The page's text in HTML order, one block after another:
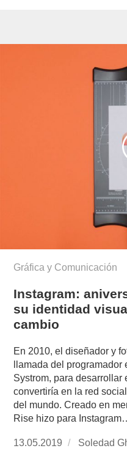
Gráfica y Comunicación
Instagram:
su identidad
cambio
En 2010, el diseñador y
llamada del
Systrom, para desarrollar
convertiría en la red
del mundo. Creado en
Rise hizo para
Publicado
13.05.2019
https://
Soledad